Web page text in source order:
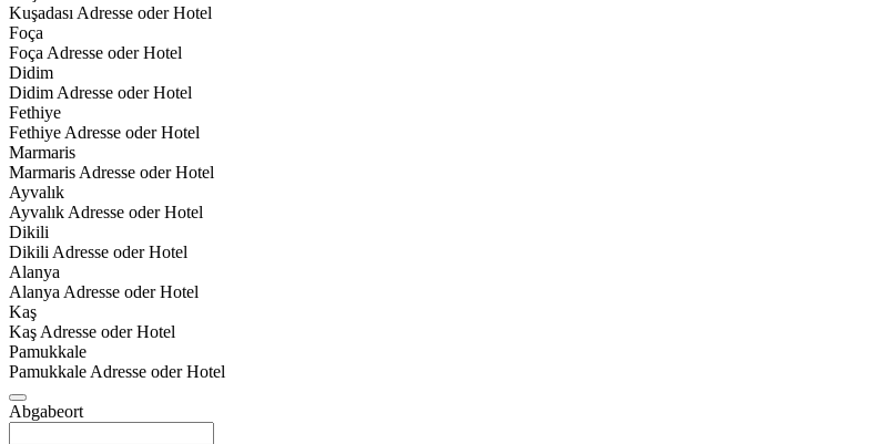
Kuşadası Adresse oder Hotel
Foça
Foça Adresse oder Hotel
Didim
Didim Adresse oder Hotel
Fethiye
Fethiye Adresse oder Hotel
Marmaris
Marmaris Adresse oder Hotel
Ayvalık
Ayvalık Adresse oder Hotel
Dikili
Dikili Adresse oder Hotel
Alanya
Alanya Adresse oder Hotel
Kaş
Kaş Adresse oder Hotel
Pamukkale
Pamukkale Adresse oder Hotel
Abgabeort